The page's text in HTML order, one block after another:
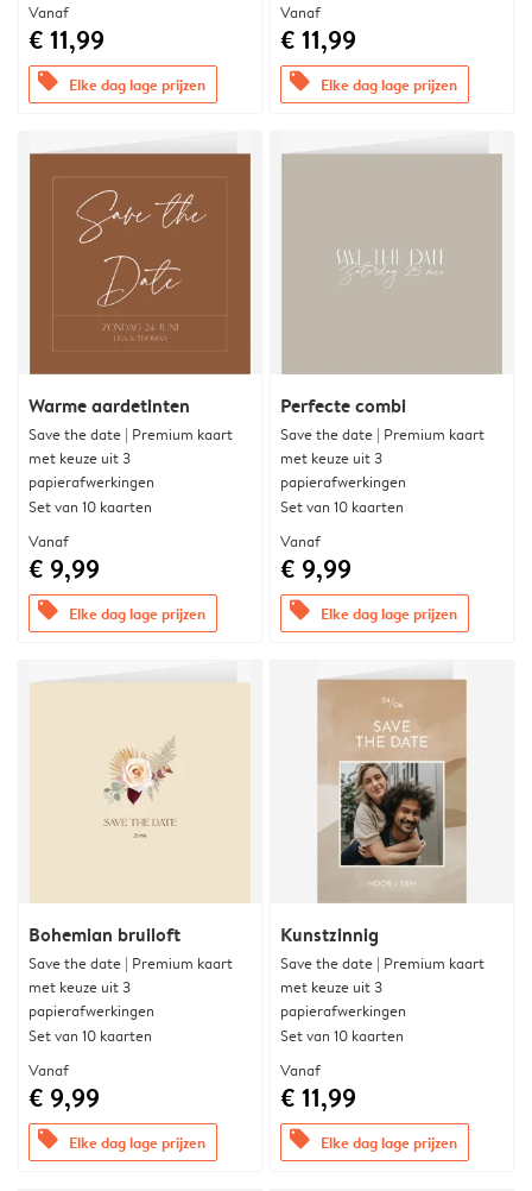
Vanaf
€ 11,99
offers Elke dag lage prijzen
Vanaf
€ 11,99
offers Elke dag lage prijzen
Warme aardetinten
Save the date | Premium kaart
met keuze uit 3
papierafwerkingen
Set van 10 kaarten
Vanaf
€ 9,99
offers Elke dag lage prijzen
Perfecte combi
Save the date | Premium kaart
met keuze uit 3
papierafwerkingen
Set van 10 kaarten
Vanaf
€ 9,99
offers Elke dag lage prijzen
Bohemian bruiloft
Save the date | Premium kaart
met keuze uit 3
papierafwerkingen
Set van 10 kaarten
Vanaf
€ 9,99
offers Elke dag lage prijzen
Kunstzinnig
Save the date | Premium kaart
met keuze uit 3
papierafwerkingen
Set van 10 kaarten
Vanaf
€ 11,99
offers Elke dag lage prijzen